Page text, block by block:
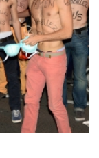
EMAIL